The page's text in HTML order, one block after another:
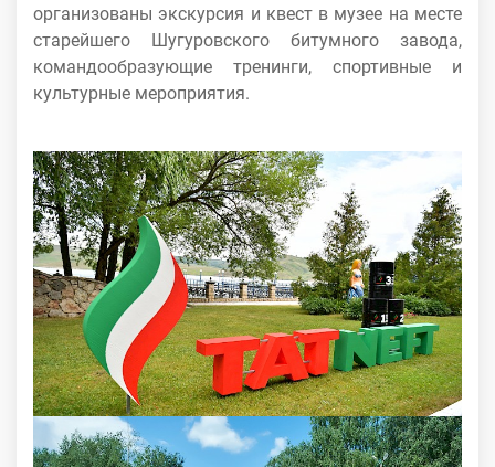
организованы экскурсия и квест в музее на месте
старейшего Шугуровского битумного завода,
командообразующие тренинги, спортивные и
культурные мероприятия.